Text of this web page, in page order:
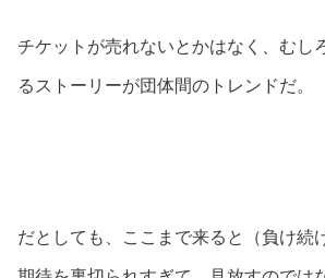
チケットが売れないとかはなく、むし
るストーリーが団体間のトレンドだ。
だとしても、ここまで来ると（負け続